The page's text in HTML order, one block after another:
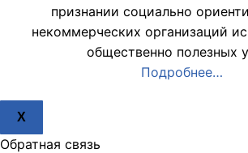
признании социально
некоммерческих организаций
общественно полезных
Подробнее…
X
Обратная связь